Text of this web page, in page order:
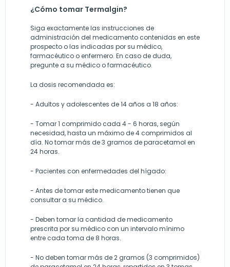
¿Cómo tomar Termalgin?
Siga exactamente las instrucciones de
administración del medicamento contenidas en este
prospecto o las indicadas por su médico,
farmacéutico o enfermero. En caso de duda,
pregunte a su médico o farmacéutico.
La dosis recomendada es:
- Adultos y adolescentes de 14 años a 18 años:
- Tomar 1 comprimido cada 4 - 6 horas, según
necesidad, hasta un máximo de 4 comprimidos al
día. No tomar más de 3 gramos de paracetamol en
24 horas.
- Pacientes con enfermedades del hígado:
- Antes de tomar este medicamento tienen que
consultar a su médico.
- Deben tomar la cantidad de medicamento
prescrita por su médico con un intervalo mínimo
entre cada toma de 8 horas.
- No deben tomar más de 2 gramos (3 comprimidos)